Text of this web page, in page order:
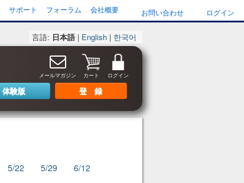
サポート フォーラム 会社概要 お問い合わせ ログイン
言語: 日本語| English | 한국어
体験版 登 録
ログイン
カート
メールマガジン
5/22 5/29
6/12